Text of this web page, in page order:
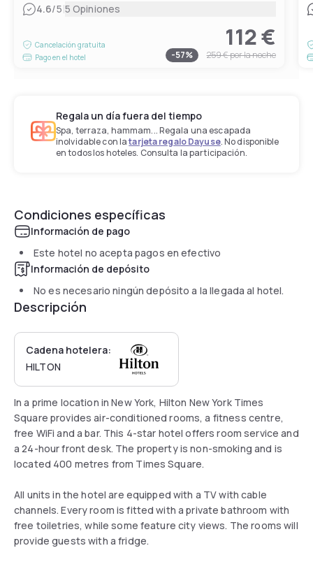
4.6/5|5 Opiniones
Cancelación gratuita
Pago en el hotel
112 €
-57% 259 €por la noche
Regala un día fuera del tiempo
Spa, terraza, hammam... Regala una escapada
inolvidable con latarjeta regalo Dayuse. No disponible
en todos los hoteles. Consulta la participación.
Condiciones específicas
Información de pago
Este hotel no acepta pagos en efectivo
Información de depósito
No es necesario ningún depósito a la llegada al hotel.
Descripción
Cadena hotelera:
HILTON
In a prime location in New York, Hilton New York Times
Square provides air-conditioned rooms, a fitness centre,
free WiFi and a bar. This 4-star hotel offers room service and
a 24-hour front desk. The property is non-smoking and is
located 400 metres from Times Square.
All units in the hotel are equipped with a TV with cable
channels. Every room is fitted with a private bathroom with
free toiletries, while some feature city views. The rooms will
provide guests with a fridge.